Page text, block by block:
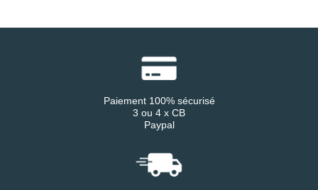
Paiement 100% sécurisé
3 ou 4 x CB
Paypal